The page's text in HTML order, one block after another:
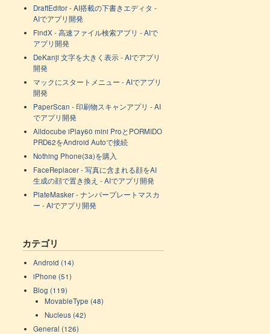
DraftEditor - AI搭載の下書きエディタ -
AIでアプリ開発
FindX - 高速ファイル検索アプリ - AIで
アプリ開発
DeKanji 文字を大きく表示 - AIでアプリ
開発
マックにスタートメニュー - AIでアプリ
開発
PaperScan - 印刷物スキャンアプリ - AI
でアプリ開発
Alldocube iPlay60 mini ProとPORMIDO
PRD62をAndroid Autoで接続
Nothing Phone(3a)を購入
FaceReplacer - 写真に含まれる顔をAI
生成の顔で置き換え - AIでアプリ開発
PlateMasker - ナンバープレートマスカ
ー - AIでアプリ開発
カテゴリ
Android (14)
iPhone (51)
Blog (119)
MovableType (48)
Nucleus (42)
General (126)